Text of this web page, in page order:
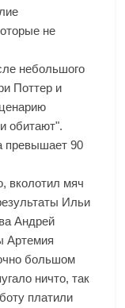
не
небольшого
Поттер и
обитают".
превышает 90
вколотил мяч
Ильи
Андрей
Артемия
большом
ничто, так
платили